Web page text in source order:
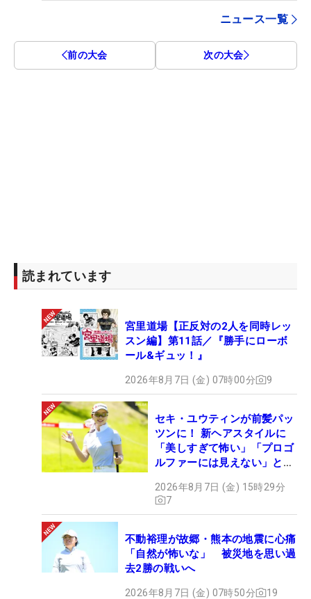
ニュース一覧
前の大会 次の大会
読まれています
宮里道場【正反対の2人を同時レッ
スン編】第11話／『勝手にローボ
ール&ギュッ！』
2026年8月7日 (金) 07時00分 9
セキ・ユウティンが前髪パッ
ツンに！ 新ヘアスタイルに
「美しすぎて怖い」「プロゴ
ルファーには見えない」とコ
2026年8月7日 (金) 15時29分
7
不動裕理が故郷・熊本の地震に心痛
「自然が怖いな」 被災地を思い過
去2勝の戦いへ
2026年8月7日 (金) 07時50分 19